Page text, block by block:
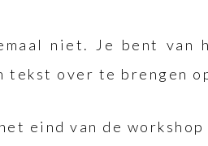
niet. Je bent van
tekst over te brengen
eind van de